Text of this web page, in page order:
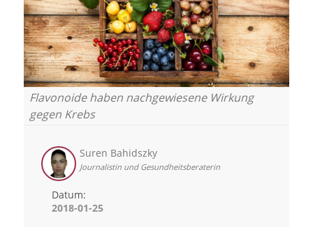
Flavonoide haben nachgewiesene Wirkung
gegen Krebs
Suren Bahidszky
Journalistin und Gesundheitsberaterin
Datum:
2018-01-25